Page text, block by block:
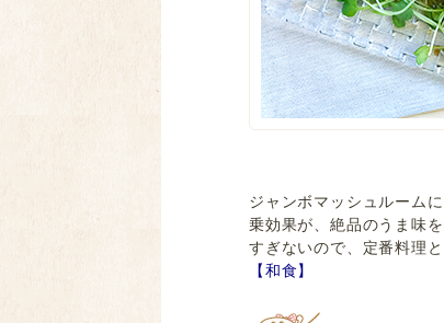
ジャンボマッシュルーム
乗効果が、絶品のうま味
すぎないので、定番料理
【和食】